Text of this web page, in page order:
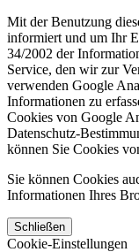
Mit der Benutzung
informiert und um Ihr
34/2002 der
Service, den wir zur
verwenden Google
Informationen zu
Cookies von Google
Datenschutz-
können Sie Cookies
Sie können Cookies
Informationen Ihres
Schließen
Cookie-Einstellungen